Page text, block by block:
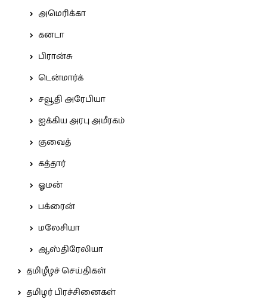
அமெரிக்கா
கனடா
பிரான்சு
டென்மார்க்
சவூதி அரேபியா
ஐக்கிய அரபு அமீரகம்
குவைத்
கத்தார்
ஓமன்
பக்ரைன்
மலேசியா
ஆஸ்திரேலியா
தமிழீழச் செய்திகள்
தமிழர் பிரச்சினைகள்